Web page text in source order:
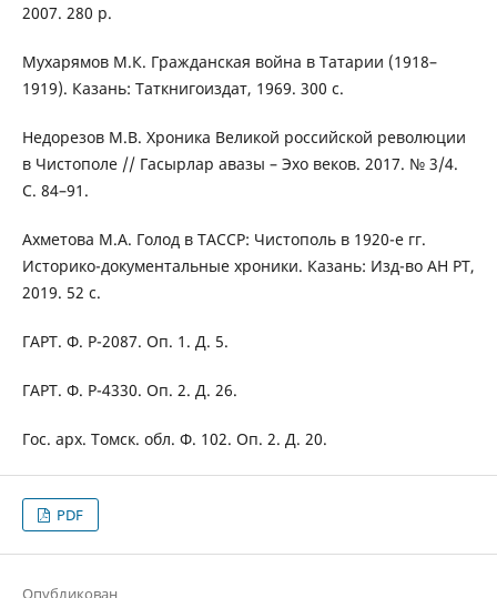
2007. 280 p.
Мухарямов М.К. Гражданская война в Татарии (1918–
1919). Казань: Таткнигоиздат, 1969. 300 с.
Недорезов М.В. Хроника Великой российской революции
в Чистополе // Гасырлар авазы – Эхо веков. 2017. № 3/4.
С. 84–91.
Ахметова М.А. Голод в ТАССР: Чистополь в 1920-е гг.
Историко-документальные хроники. Казань: Изд-во АН РТ,
2019. 52 с.
ГАРТ. Ф. Р-2087. Оп. 1. Д. 5.
ГАРТ. Ф. Р-4330. Оп. 2. Д. 26.
Гос. арх. Томск. обл. Ф. 102. Оп. 2. Д. 20.
PDF
Опубликован